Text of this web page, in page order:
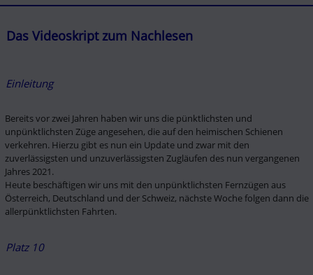
Das Videoskript zum Nachlesen
Einleitung
Bereits vor zwei Jahren haben wir uns die pünktlichsten und
unpünktlichsten Züge angesehen, die auf den heimischen Schienen
verkehren. Hierzu gibt es nun ein Update und zwar mit den
zuverlässigsten und unzuverlässigsten Zugläufen des nun vergangenen
Jahres 2021.
Heute beschäftigen wir uns mit den unpünktlichsten Fernzügen aus
Österreich, Deutschland und der Schweiz, nächste Woche folgen dann die
allerpünktlichsten Fahrten.
Platz 10